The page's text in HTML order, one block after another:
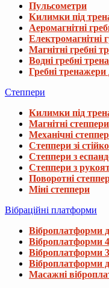
Пульсометри
Килимки під
Аеромагнітні
Електромагнітні
Магнітні гребні
Водні гребні
Гребні
Степпери
Килимки під
Магнітні степпери
Механічні
Степпери зі
Степпери з
Степпери з
Поворотні
Міні степпери
Вібраційні платформи
Віброплатформи
Віброплатформи
Віброплатформи
Віброплатформи
Масажні